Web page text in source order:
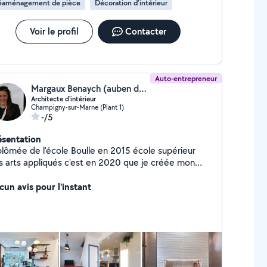
par un appel découverte gratuit, sans
de pièce Décoration d'intérieur
Voir le profil Contacter
Auto-entrepreneur
Margaux Benaych (auben design studio)
Architecte d'intérieur
Champigny-sur-Marne (Plant 1)
-/5
de l'école Boulle en 2015 école supérieur
c'est en 2020 que je créée mon
DESIGN STUDIO ; plus de photo sur mon site
aménagement, décoration et création
sur mesure, en s'adaptant au mieux à votre
et en révélant tout le potentiel de vos
avis pour l'instant